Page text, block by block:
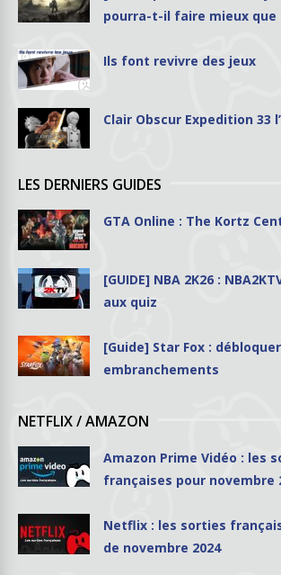
pourra-t-il faire mieux que
Ils font revivre des jeux
Clair Obscur Expedition 33
LES DERNIERS GUIDES
GTA Online : The Kortz
[GUIDE] NBA 2K26 :
aux quiz
[Guide] Star Fox :
embranchements
NETFLIX / AMAZON
Amazon Prime Vidéo : les
françaises pour novembre
Netflix : les sorties
de novembre 2024